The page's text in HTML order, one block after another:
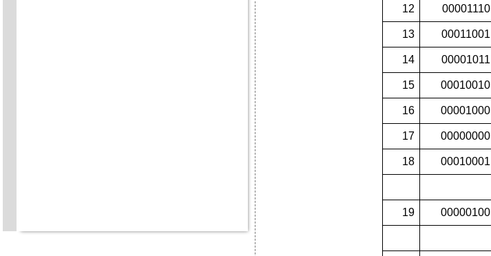
12 00001110
13 00011001
14 00001011
15 00010010
16 00001000
17 00000000
18 00010001
19 00000100